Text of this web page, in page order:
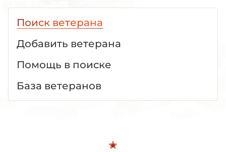
Поиск ветерана
Добавить ветерана
Помощь в поиске
База ветеранов